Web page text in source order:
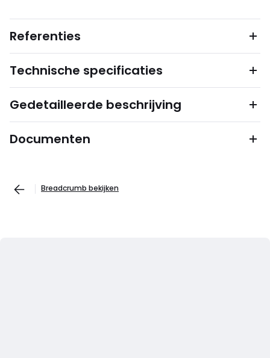
Referenties
Technische specificaties
Gedetailleerde beschrijving
Documenten
Breadcrumb bekijken